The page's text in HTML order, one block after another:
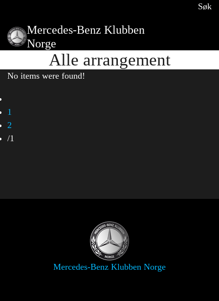
Søk
Mercedes-Benz Klubben
Norge
Alle arrangement
No items were found!
1
2
/1
Mercedes-Benz Klubben Norge